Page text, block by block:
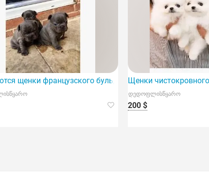
щенки французского бульдогаЩенки
დედოფლისწყარო
200 $